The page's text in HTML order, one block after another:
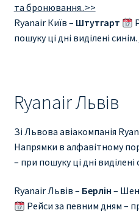
та бронювання..>>
Ryanair Київ – Штутгарт
пошуку ці дні виділені синім.
Ryanair Львів
Зі Львова авіакомпанія
Напрямки в алфавітному
– при пошуку ці дні виділені
Ryanair Львів – Берлін –
Рейси за певним дням –